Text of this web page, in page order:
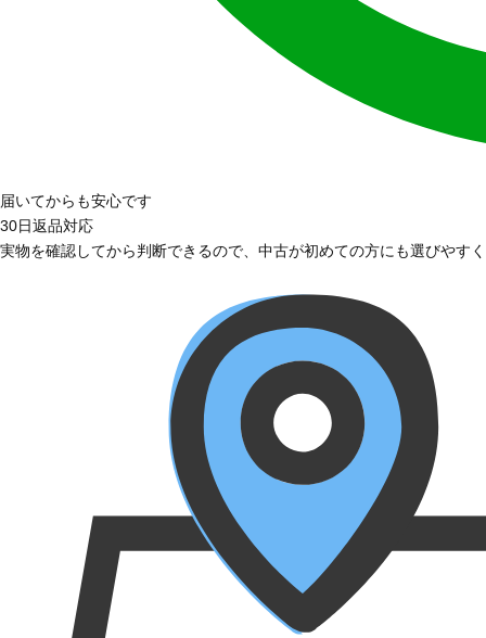
届いてからも安心です
30日返品対応
実物を確認してから判断できるので、中古が初めての方にも選びやす